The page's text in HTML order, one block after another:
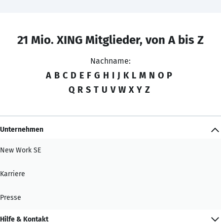
21 Mio. XING Mitglieder, von A bis Z
Nachname:
A B C D E F G H I J K L M N O P
Q R S T U V W X Y Z
Unternehmen
New Work SE
Karriere
Presse
Hilfe & Kontakt